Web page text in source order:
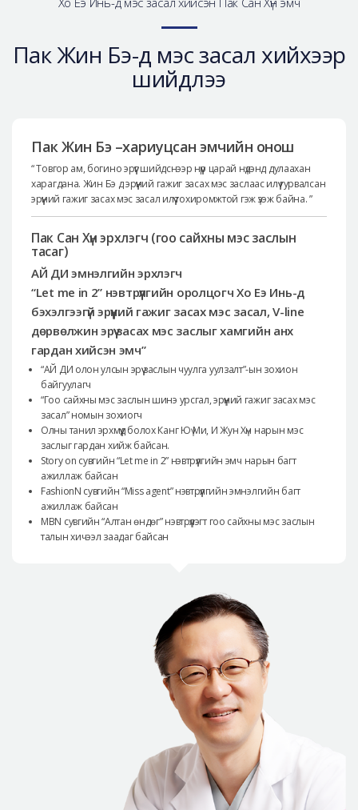
Пак Жин Бэ-д мэс засал хийхээр
шийдлээ
Пак Жин Бэ –хариуцсан эмчийн онош
“ Товгор ам, богино эрүүг шийдснээр нүүр царай нүдэнд дулаахан
харагдана. Жин Бэ д эрүүний гажиг засах мэс заслаас илүү гурвалсан
эрүүний гажиг засах мэс засал илүү тохиромжтой гэж үзэж байна. ”
Пак Сан Хүн эрхлэгч (гоо сайхны мэс заслын
тасаг)
АЙ ДИ эмнэлгийн эрхлэгч
“Let me in 2” нэвтрүүлгийн оролцогч Хо Еэ Инь-д
бэхэлгээгүй эрүүний гажиг засах мэс засал, V-line
дөрвөлжин эрүү засах мэс заслыг хамгийн анх
гардан хийсэн эмч”
“АЙ ДИ олон улсын эрүү заслын чуулга уулзалт”-ын зохион
байгуулагч
“Гоо сайхны мэс заслын шинэ урсгал, эрүүний гажиг засах мэс
засал” номын зохиогч
Олны танил эрхмүүд болох Канг Юү Ми, И Жун Хүн нарын мэс
заслыг гардан хийж байсан.
Story on сувгийн “Let me in 2” нэвтрүүлгийн эмч нарын багт
ажиллаж байсан
FashionN сувгийн “Miss agent” нэвтрүүлгийн эмнэлгийн багт
ажиллаж байсан
MBN сувгийн “Алтан өндөг” нэвтрүүлэгт гоо сайхны мэс заслын
талын хичээл заадаг байсан